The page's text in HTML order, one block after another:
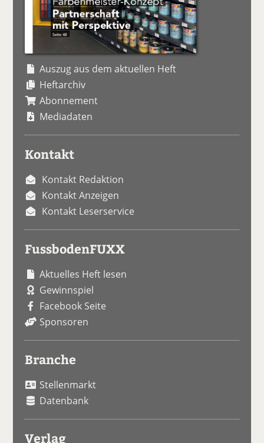
Auszug aus dem aktuellen Heft
Heftarchiv
Abonnement
Mediadaten
Kontakt
Kontakt Redaktion
Kontakt Anzeigen
Kontakt Leserservice
FussbodenFUXX
Aktuelles Heft lesen
Gewinnspiel
Facebook Seite
Sponsoren
Branche
Stellenmarkt
Datenbank
Verlag